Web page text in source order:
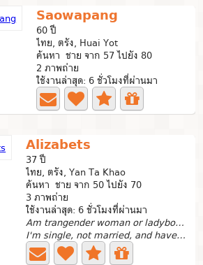
Saowapang
60 ปี
ไทย, ตรัง, Huai Yot
ค้นหา ชาย จาก 57 ไปยัง 80
2 ภาพถ่าย
ใช้งานล่าสุด: 6 ชั่วโมงที่ผ่านมา
Alizabets
37 ปี
ไทย, ตรัง, Yan Ta Khao
ค้นหา ชาย จาก 50 ไปยัง 70
3 ภาพถ่าย
ใช้งานล่าสุด: 6 ชั่วโมงที่ผ่านมา
Am trangender woman or ladyboy bottom
I'm single, not married, and have no children cute funny...